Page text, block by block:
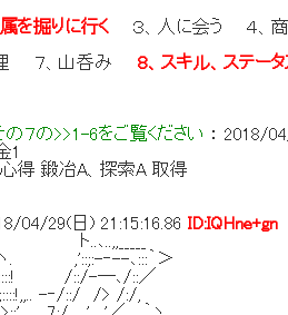
属を掘りに行く ３、人に会う ４、
理 ７、山呑み ８、スキル、ステー
７の>>1-6をご覧ください ：2018/
1
得 鍛冶A、探索A 取得
04/29(日) 21:15:16.86 ID:IQHne+gn
‐--､:::｀＞
::/-─､/::／
-‐/::/ /> /:/,